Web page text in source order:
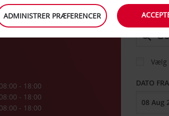
08:00 - 18:00
08:00 - 18:00
08:00 - 18:00
AFHENT
Vælg
DATO FRA
ADMINISTRER PRÆFERENCER